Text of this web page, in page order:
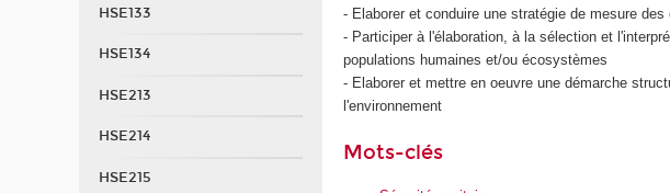
- Elaborer et conduire une stratégie de mesure
- Participer à l'élaboration, à la sélection et
populations humaines et/ou écosystèmes
- Elaborer et mettre en oeuvre une démarche
l'environnement
Mots-clés
HSE133
HSE134
HSE213
HSE214
HSE215